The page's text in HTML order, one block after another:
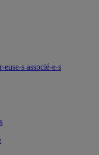
euse-s associé-e-s